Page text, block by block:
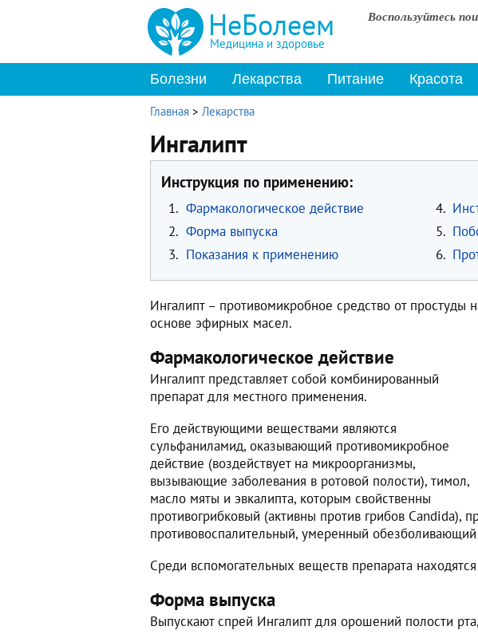
НеБолеем
Медицина и здоровье
Воспользуйтесь
Болезни Лекарства Питание Красота
Главная > Лекарства
Ингалипт
Инструкция по применению:
1. Фармакологическое действие
2. Форма выпуска
3. Показания к применению
4.
5.
6.
Ингалипт – противомикробное средство от простуды
основе эфирных масел.
Фармакологическое действие
Ингалипт представляет собой комбинированный
препарат для местного применения.
Его действующими веществами являются
сульфаниламид, оказывающий противомикробное
действие (воздействует на микроорганизмы,
вызывающие заболевания в ротовой полости), тимол,
масло мяты и эвкалипта, которым свойственны
противогрибковый (активны против грибов Candida),
противовоспалительный, умеренный
Среди вспомогательных веществ препарата
Форма выпуска
Выпускают спрей Ингалипт для орошений полости